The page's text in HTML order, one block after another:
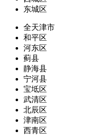
东城区
全天津市
和平区
河东区
蓟县
静海县
宁河县
宝坻区
武清区
北辰区
津南区
西青区